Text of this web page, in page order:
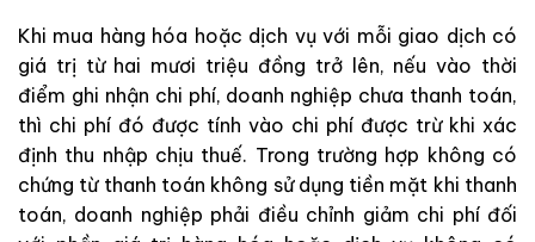
Khi mua hàng hóa hoặc dịch vụ với mỗi giao dịch có
giá trị từ hai mươi triệu đồng trở lên, nếu vào thời
điểm ghi nhận chi phí, doanh nghiệp chưa thanh toán,
thì chi phí đó được tính vào chi phí được trừ khi xác
định thu nhập chịu thuế. Trong trường hợp không có
chứng từ thanh toán không sử dụng tiền mặt khi thanh
toán, doanh nghiệp phải điều chỉnh giảm chi phí đối